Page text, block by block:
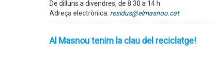
De dilluns a divendres, de 8.30 a 14 h
Adreça electrònica: residus@elmasnou.cat
Al Masnou tenim la clau del reciclatge!